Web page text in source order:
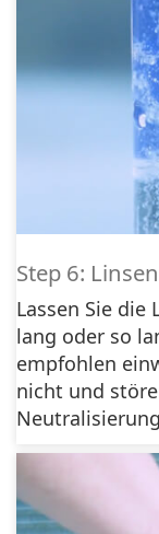
Step 6:
Lassen Sie die
lang oder so
empfohlen
nicht und